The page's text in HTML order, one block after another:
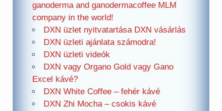
ganoderma and ganodermacoffee MLM
company in the world!
DXN üzlet nyitvatartása DXN vásárlás
DXN üzleti ajánlata számodra!
DXN üzleti videók
DXN vagy Organo Gold vagy Gano
Excel kávé?
DXN White Coffee – fehér kávé
DXN Zhi Mocha – csokis kávé